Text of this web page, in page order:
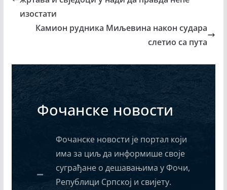
изостати
Камион рудника Миљевина након судара
слетио са пута
Фочанске новости
Фочанске новости је портал који
има за циљ да информише своје
суграђане о дешавањима у Фочи,
Републици Српској и свијету.